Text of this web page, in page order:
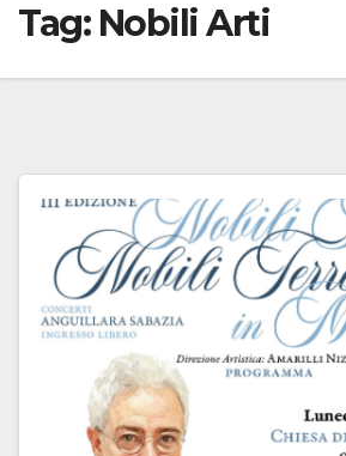
Tag: Nobili Arti